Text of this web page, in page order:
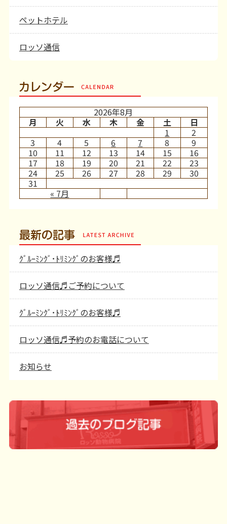
ペットホテル
ロッソ通信
カレンダー
2026年8月
月
火 水 木 金 土 日
« 7月
1
2
3
4 5 6 7 8
9
10
11 12 13 14 15
16
17
18 19 20 21 22
23
24
25 26 27 28 29
30
31
最新の記事
ｸﾞﾙｰﾐﾝｸﾞ･ﾄﾘﾐﾝｸﾞのお客様♬
ロッソ通信♬ご予約について
ｸﾞﾙｰﾐﾝｸﾞ･ﾄﾘﾐﾝｸﾞのお客様♬
ロッソ通信♬予約のお電話について
お知らせ